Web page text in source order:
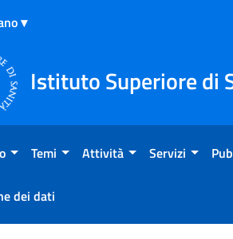
Istituto Superiore di
Temi Attività Servizi
dei dati